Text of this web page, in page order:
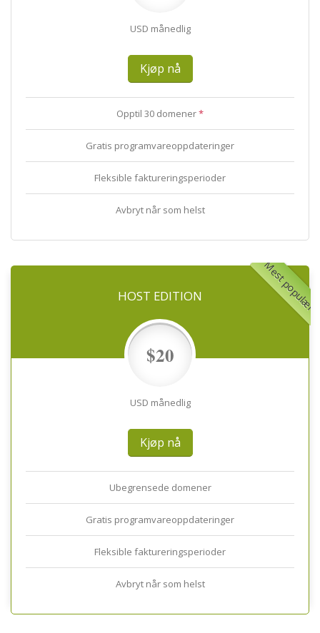
USD månedlig
Kjøp nå
Opptil 30 domener*
Gratis programvareoppdateringer
Fleksible faktureringsperioder
Avbryt når som helst
Mest populær
HOST EDITION
$20
USD månedlig
Kjøp nå
Ubegrensede domener
Gratis programvareoppdateringer
Fleksible faktureringsperioder
Avbryt når som helst